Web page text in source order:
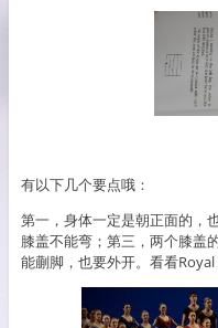
有以下几个要点哦：
第一，身体一定是朝正面的，
膝盖不能弯；第三，两个膝盖
能蒯脚，也要外开。看看Royal